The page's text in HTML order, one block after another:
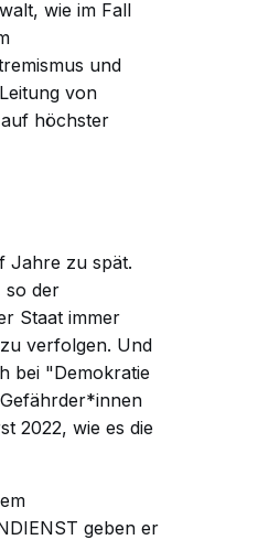
wie im Fall
und
von
höchster
Jahre zu spät.
so der
Staat immer
verfolgen. Und
bei "Demokratie
2022, wie es die
geben er